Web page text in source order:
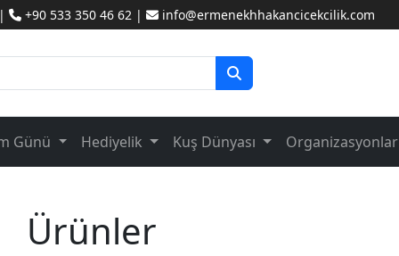
+90 533 350 46 62 | info@ermenekhhakancicekcilik.com
Günü Hediyelik Kuş Dünyası Organizasyonlar
Ürünler